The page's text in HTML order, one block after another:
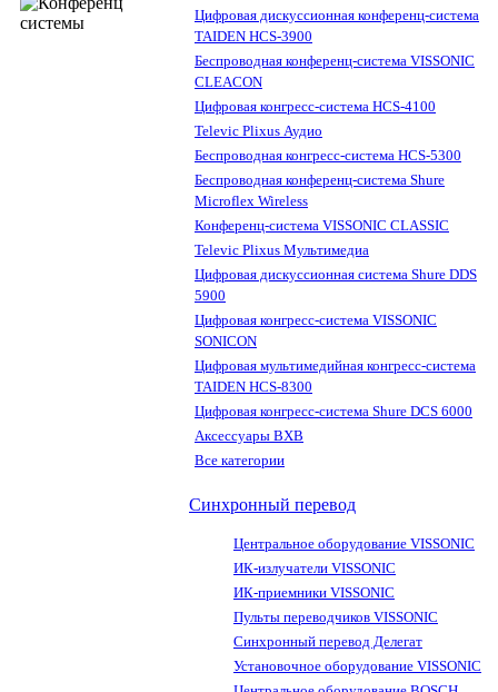
Цифровая дискуссионная конференц-система
TAIDEN HCS-3900
Беспроводная конференц-система VISSONIC
CLEACON
Цифровая конгресс-система HCS-4100
Televic Plixus Аудио
Беспроводная конгресс-система HCS-5300
Беспроводная конференц-система Shure
Microflex Wireless
Конференц-система VISSONIC CLASSIC
Televic Plixus Мультимедиа
Цифровая дискуссионная система Shure DDS
5900
Цифровая конгресс-система VISSONIC
SONICON
Цифровая мультимедийная конгресс-система
TAIDEN HCS-8300
Цифровая конгресс-система Shure DCS 6000
Аксессуары BXB
Все категории
Синхронный перевод
Центральное оборудование VISSONIC
ИК-излучатели VISSONIC
ИК-приемники VISSONIC
Пульты переводчиков VISSONIC
Синхронный перевод Делегат
Установочное оборудование VISSONIC